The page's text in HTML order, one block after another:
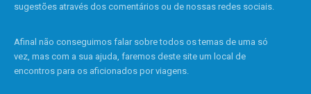
sugestões através dos comentários ou de nossas redes sociais.
Afinal não conseguimos falar sobre todos os temas de uma só
vez, mas com a sua ajuda, faremos deste site um local de
encontros para os aficionados por viagens.